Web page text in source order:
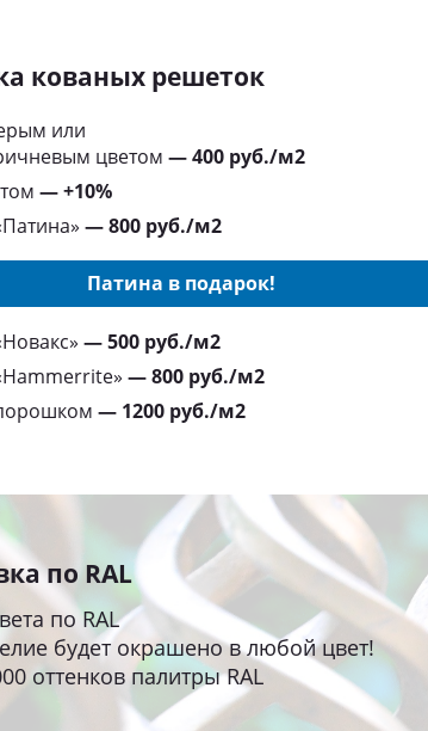
кованых решеток
или
цветом— 400 руб./м2
— +10%
— 800 руб./м2
Патина в подарок!
— 500 руб./м2
— 800 руб./м2
— 1200 руб./м2
по RAL
по RAL
будет окрашено в любой цвет!
оттенков палитры RAL